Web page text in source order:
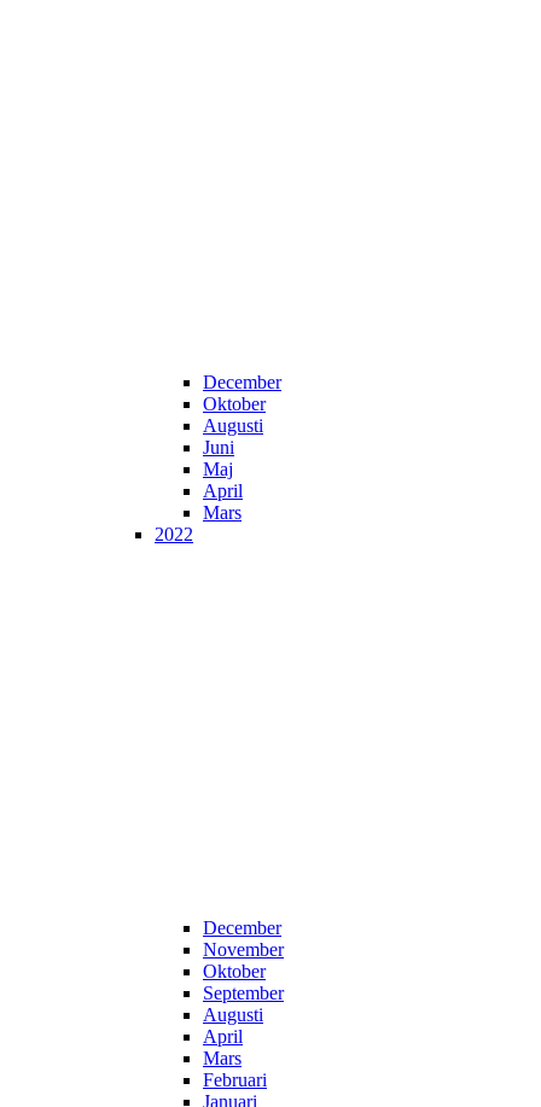
December
Oktober
Augusti
Juni
Maj
April
Mars
2022
December
November
Oktober
September
Augusti
April
Mars
Februari
Januari